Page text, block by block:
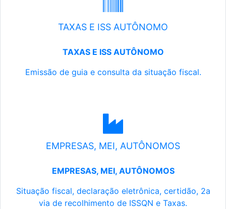
TAXAS E ISS AUTÔNOMO
TAXAS E ISS AUTÔNOMO
Emissão de guia e consulta da situação fiscal.
EMPRESAS, MEI, AUTÔNOMOS
EMPRESAS, MEI, AUTÔNOMOS
Situação fiscal, declaração eletrônica, certidão, 2a
via de recolhimento de ISSQN e Taxas.